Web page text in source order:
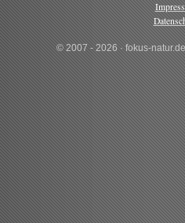
© 2007 - 2026 · fokus-